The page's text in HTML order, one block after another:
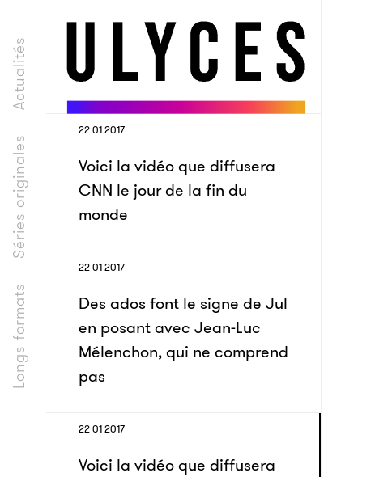
Longs formats
Séries originales
Actualités
22 01 2017
Voici la vidéo que diffusera
CNN le jour de la fin du
monde
22 01 2017
Des ados font le signe de Jul
en posant avec Jean-Luc
Mélenchon, qui ne comprend
pas
22 01 2017
Voici la vidéo que diffusera